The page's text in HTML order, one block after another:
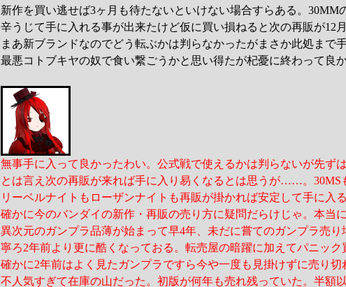
新作を買い逃せば3ヶ月も待たないといけない場合すらある。30MM
辛うじて手に入れる事が出来たけど仮に買い損ねると次の再販が12
まあ新ブランドなのでどう転ぶかは判らなかったがまさか此処まで
最悪コトブキヤの奴で食い繋ごうかと思い得たが杞憂に終わって良
無事手に入って良かったわい。公式戦で使えるかは判らないが先ず
とは言え次の再販が来れば手に入り易くなるとは思うが……。30MS
リーベルナイトもローザンナイトも再販が掛かれば安定して手に入る
確かに今のバンダイの新作・再販の売り方に疑問だらけじゃ。本当
異次元のガンプラ品薄が始まって早4年、未だに嘗てのガンプラ売り
寧ろ2年前より更に酷くなっておる。転売屋の暗躍に加えてパニック
確かに2年前はよく見たガンプラですら今や一度も見掛けずに売り切
不人気すぎて在庫の山だった。初版が何年も売れ残っていた。半額